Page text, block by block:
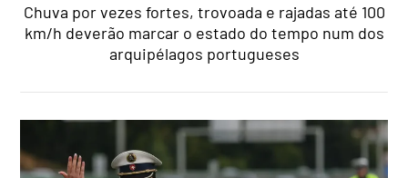
Chuva por vezes fortes, trovoada e rajadas até 100
km/h deverão marcar o estado do tempo num dos
arquipélagos portugueses